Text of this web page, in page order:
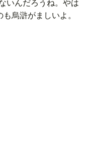
烏滸がましいよ。